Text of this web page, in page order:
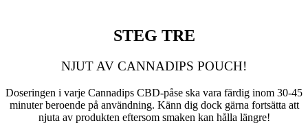
STEG TRE
NJUT AV CANNADIPS POUCH!
Doseringen i varje Cannadips CBD-påse ska vara färdig inom 30-45
minuter beroende på användning. Känn dig dock gärna fortsätta att
njuta av produkten eftersom smaken kan hålla längre!